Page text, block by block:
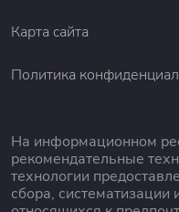
Карта сайта
Политика
На информационном
рекомендательные
технологии
сбора, систематизации